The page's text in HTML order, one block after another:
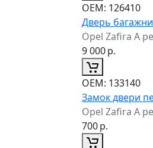
ОЕМ: 126410
Дверь
Opel Zafira A
9 000р.
ОЕМ: 133140
Замок двери
Opel Zafira A
700р.